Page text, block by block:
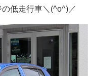
低走行車＼(^o^)／